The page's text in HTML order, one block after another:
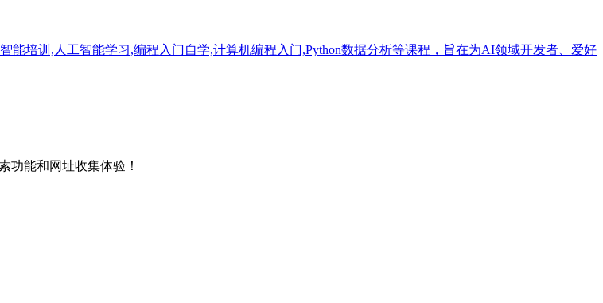
培训,人工智能学习,编程入门自学,计算机编程入门,Python数据分析等课程，旨在为AI领域开发者、爱好
功能和网址收集体验！